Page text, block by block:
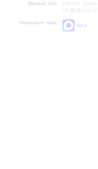
Малый зал:
191011,
+7 (812) 240-
Напишите нам:
MAX